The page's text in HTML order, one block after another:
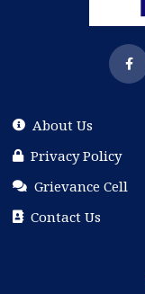
About Us
Privacy Policy
Grievance Cell
Contact Us